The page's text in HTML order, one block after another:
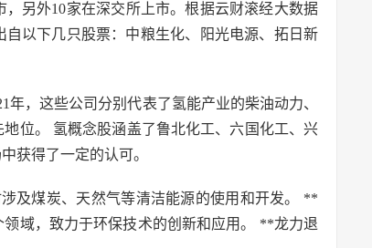
另外10家在深交所上市。根据云财滚经大数据
以下几只股票：中粮生化、阳光电源、拓日新
，这些公司分别代表了氢能产业的柴油动力、
位。 氢概念股涵盖了鲁北化工、六国化工、兴
获得了一定的认可。
及煤炭、天然气等清洁能源的使用和开发。 **
域，致力于环保技术的创新和应用。 **龙力退